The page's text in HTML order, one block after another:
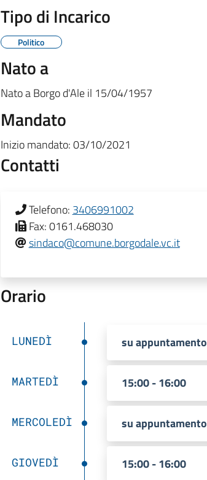
Tipo di Incarico
Politico
Nato a
Nato aBorgo d'Aleil 15/04/1957
Mandato
Inizio mandato:03/10/2021
Contatti
Telefono: 3406991002
Fax:0161.468030
sindaco@comune.borgodale.vc.it
Orario
LUNEDÌ su appuntamento
MARTEDÌ 15:00 - 16:00
MERCOLEDÌ su appuntamento
GIOVEDÌ 15:00 - 16:00